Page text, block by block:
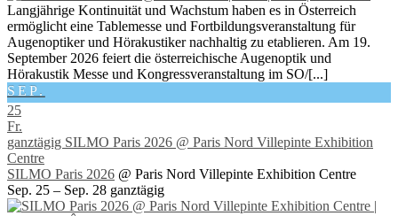
Langjährige Kontinuität und Wachstum haben es in Österreich
ermöglicht eine Tablemesse und Fortbildungsveranstaltung für
Augenoptiker und Hörakustiker nachhaltig zu etablieren. Am 19.
September 2026 feiert die österreichische Augenoptik und
Hörakustik Messe und Kongressveranstaltung im SO/[...]
SEP.
25
Fr.
ganztägig SILMO Paris 2026 @ Paris Nord Villepinte Exhibition
Centre
SILMO Paris 2026 @ Paris Nord Villepinte Exhibition Centre
Sep. 25 – Sep. 28 ganztägig